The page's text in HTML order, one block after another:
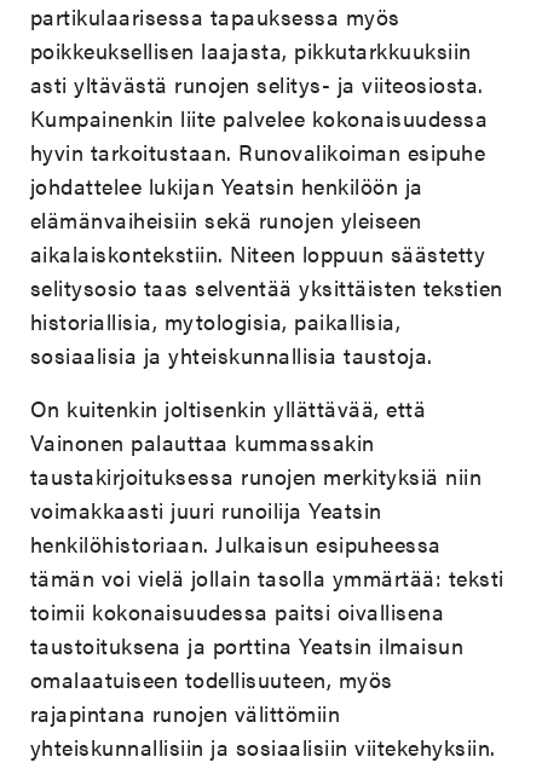
partikulaarisessa tapauksessa myös
poikkeuksellisen laajasta, pikkutarkkuuksiin
asti yltävästä runojen selitys- ja viiteosiosta.
Kumpainenkin liite palvelee kokonaisuudessa
hyvin tarkoitustaan. Runovalikoiman esipuhe
johdattelee lukijan Yeatsin henkilöön ja
elämänvaiheisiin sekä runojen yleiseen
aikalaiskontekstiin. Niteen loppuun säästetty
selitysosio taas selventää yksittäisten tekstien
historiallisia, mytologisia, paikallisia,
sosiaalisia ja yhteiskunnallisia taustoja.
On kuitenkin joltisenkin yllättävää, että
Vainonen palauttaa kummassakin
taustakirjoituksessa runojen merkityksiä niin
voimakkaasti juuri runoilija Yeatsin
henkilöhistoriaan. Julkaisun esipuheessa
tämän voi vielä jollain tasolla ymmärtää: teksti
toimii kokonaisuudessa paitsi oivallisena
taustoituksena ja porttina Yeatsin ilmaisun
omalaatuiseen todellisuuteen, myös
rajapintana runojen välittömiin
yhteiskunnallisiin ja sosiaalisiin viitekehyksiin.